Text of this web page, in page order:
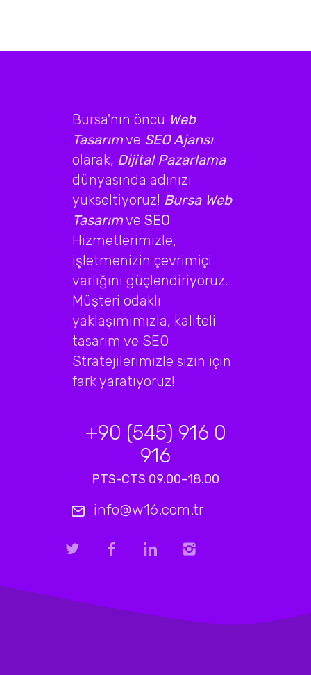
Bursa'nın öncü Web
Tasarımve SEO Ajansı
olarak, Dijital Pazarlama
dünyasında adınızı
yükseltiyoruz! Bursa Web
Tasarımve SEO
Hizmetlerimizle,
işletmenizin çevrimiçi
varlığını güçlendiriyoruz.
Müşteri odaklı
yaklaşımımızla, kaliteli
tasarım ve SEO
Stratejilerimizle sizin için
fark yaratıyoruz!
+90 (545) 916 0
916
PTS-CTS 09.00–18.00
info@w16.com.tr